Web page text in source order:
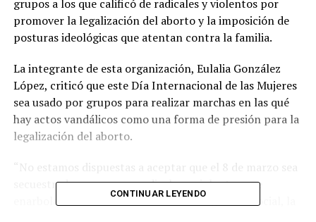
grupos a los que calificó de radicales y violentos por
promover la legalización del aborto y la imposición de
posturas ideológicas que atentan contra la familia.
La integrante de esta organización, Eulalia González
López, criticó que este Día Internacional de las Mujeres
sea usado por grupos para realizar marchas en las qué
hay actos vandálicos como una forma de presión para la
legalización del aborto.
“No estamos dispuestas a aceptar que el 8 de marzo sea
secuestrado por grupos radicales y violentos que
enarbolan las banderas del aborto, la agresión social, la
CONTINUAR LEYENDO